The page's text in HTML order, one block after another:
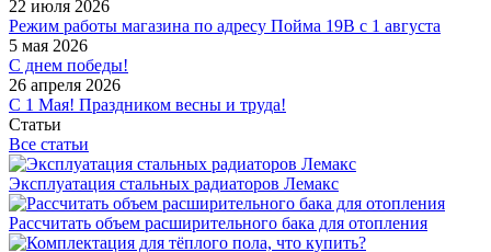
22 июля 2026
Режим работы магазина по адресу Пойма 19В с 1 августа
5 мая 2026
С днем победы!
26 апреля 2026
С 1 Мая! Праздником весны и труда!
Статьи
Все статьи
Эксплуатация стальных радиаторов Лемакс
Рассчитать объем расширительного бака для отопления